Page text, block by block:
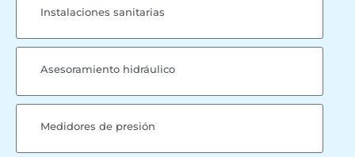
Instalaciones sanitarias
Asesoramiento hidráulico
Medidores de presión